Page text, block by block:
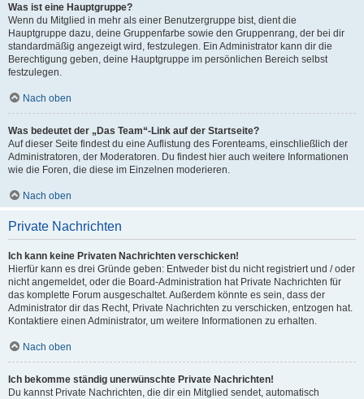
Was ist eine Hauptgruppe?
Wenn du Mitglied in mehr als einer Benutzergruppe bist, dient die
Hauptgruppe dazu, deine Gruppenfarbe sowie den Gruppenrang, der bei dir
standardmäßig angezeigt wird, festzulegen. Ein Administrator kann dir die
Berechtigung geben, deine Hauptgruppe im persönlichen Bereich selbst
festzulegen.
Nach oben
Was bedeutet der „Das Team“-Link auf der Startseite?
Auf dieser Seite findest du eine Auflistung des Forenteams, einschließlich der
Administratoren, der Moderatoren. Du findest hier auch weitere Informationen
wie die Foren, die diese im Einzelnen moderieren.
Nach oben
Private Nachrichten
Ich kann keine Privaten Nachrichten verschicken!
Hierfür kann es drei Gründe geben: Entweder bist du nicht registriert und / oder
nicht angemeldet, oder die Board-Administration hat Private Nachrichten für
das komplette Forum ausgeschaltet. Außerdem könnte es sein, dass der
Administrator dir das Recht, Private Nachrichten zu verschicken, entzogen hat.
Kontaktiere einen Administrator, um weitere Informationen zu erhalten.
Nach oben
Ich bekomme ständig unerwünschte Private Nachrichten!
Du kannst Private Nachrichten, die dir ein Mitglied sendet, automatisch